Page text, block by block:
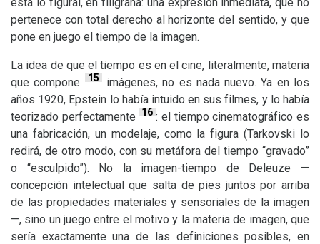
pertenece con total derecho al horizonte del sentido, y que
pone en juego el tiempo de la imagen.
La idea de que el tiempo es en el cine, literalmente, materia
que compone
15 imágenes, no es nada nuevo. Ya en los
años 1920, Epstein lo había intuido en sus filmes, y lo había
teorizado perfectamente 16 : el tiempo cinematográfico es
una fabricación, un modelaje, como la figura (Tarkovski lo
redirá, de otro modo, con su metáfora del tiempo “gravado”
o “esculpido”). No la imagen-tiempo de Deleuze —
concepción intelectual que salta de pies juntos por arriba
de las propiedades materiales y sensoriales de la imagen
—, sino un juego entre el motivo y la materia de imagen, que
sería exactamente una de las definiciones posibles, en